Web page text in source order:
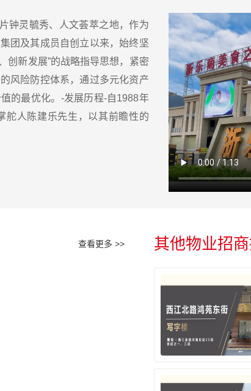
钟灵毓秀、人文荟萃之地，作为
团及其成员自创立以来，始终坚
创新发展”的战略指导思想，紧密
风险防控体系，通过多元化资产
的最优化。-发展历程-自1988年
舵人陈建乐先生，以其前瞻性的
查看更多 >> 其他物业招商